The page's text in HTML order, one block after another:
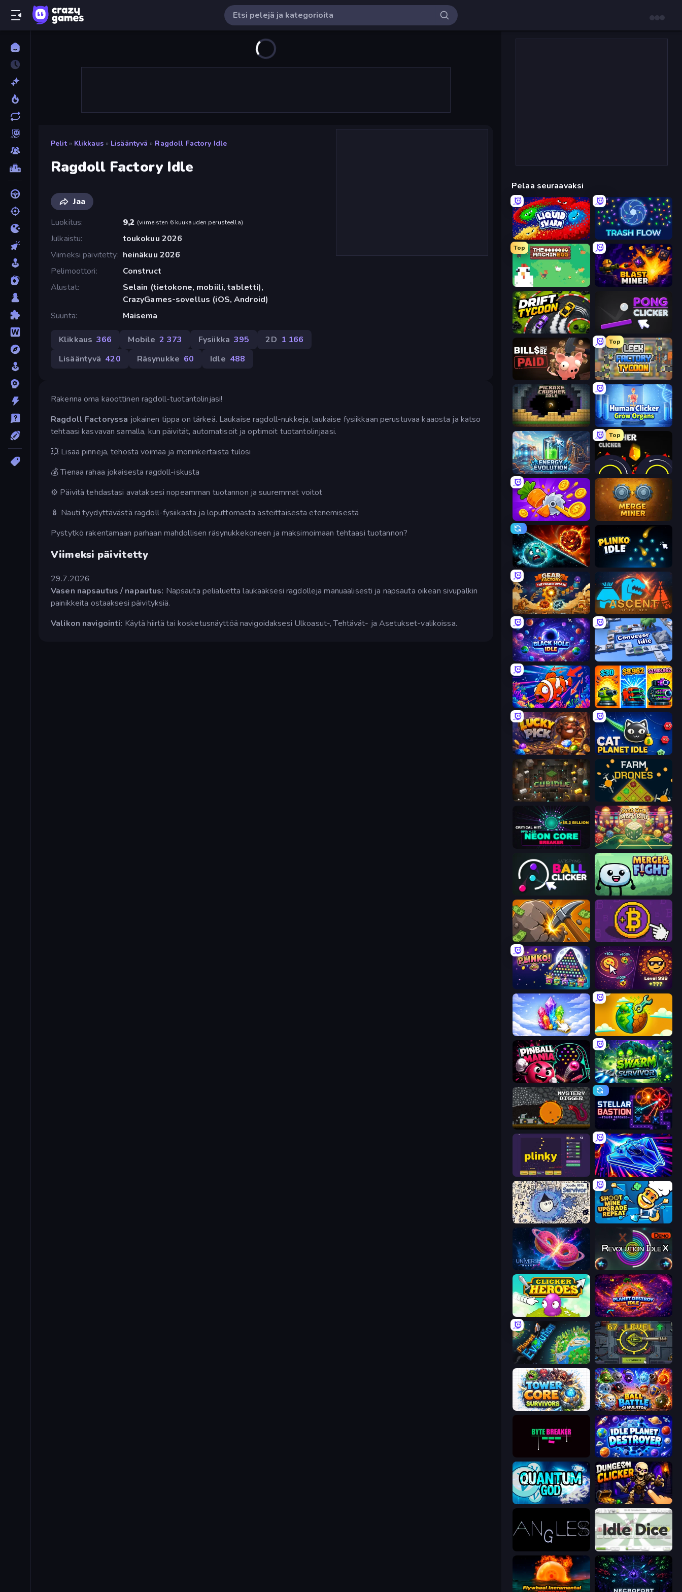
Pelit » Klikkaus » Lisääntyvä » Ragdoll Factory Idle
Ragdoll Factory Idle
Jaa
Luokitus
9,2 (viimeisten 6 kuukauden perusteella)
Julkaistu
toukokuu 2026
Viimeksi päivitetty heinäkuu 2026
Pelimoottori
Construct
Alustat
Selain (tietokone, mobiili, tabletti),
CrazyGames-sovellus (iOS, Android)
Suunta
Maisema
Klikkaus 366 Mobile 2 373 Fysiikka 395 2D 1 166
Lisääntyvä 420 Räsynukke 60 Idle 488
Rakenna oma kaoottinen ragdoll-tuotantolinjasi!
Ragdoll Factoryssa jokainen tippa on tärkeä. Laukaise ragdoll-nukkeja, laukaise fysiikkaan perustuvaa kaaosta ja katso
tehtaasi kasvavan samalla, kun päivität, automatisoit ja optimoit tuotantolinjaasi.
💥 Lisää pinnejä, tehosta voimaa ja moninkertaista tulosi
💰 Tienaa rahaa jokaisesta ragdoll-iskusta
⚙️ Päivitä tehdastasi avataksesi nopeamman tuotannon ja suuremmat voitot
🪆 Nauti tyydyttävästä ragdoll-fysiikasta ja loputtomasta asteittaisesta etenemisestä
Pystytkö rakentamaan parhaan mahdollisen räsynukkekoneen ja maksimoimaan tehtaasi tuotannon?
Viimeksi päivitetty
29.7.2026
Vasen napsautus / napautus: Napsauta pelialuetta laukaaksesi ragdolleja manuaalisesti ja napsauta oikean sivupalkin
painikkeita ostaaksesi päivityksiä.
Valikon navigointi: Käytä hiirtä tai kosketusnäyttöä navigoidaksesi Ulkoasut-, Tehtävät- ja Asetukset-valikoissa.
Pelaa seuraavaksi
Liquid Swarm Trash Flow
Top
The MachinEGG Blast Miner
Drift Tycoon Pong Clicker
Bills Must Be Paid
Top
Leek Factory Tycoon
Pickaxe Crusher Idle Human Clicker: Grow Organs
Energy Evolution
Top
Crusher Clicker
Farm Ring Idle Merge Miner
PlanetCrush 2 Plinko Idle
Gear Factory Ascent of Echoes
Black Hole Idle Conveyor Idle
Fish Catch Idle Pumpkin Defense: Merge Cannon
Lucky Pick Cat Planet Idle
Cubidle Farm Drones
Neon Core Breaker Just One More Roll
Satisfying Ball Clicker Merge & Fight
Mine Clicker Money Maker
PLINKO! Dominate All Shapes
Crystalia Idle Clicker Land Explorers: Merge & Build
Pinball Mania Swarm Survivor
Mystery Digger Stellar Bastion
Plinky Stellar Swarm
Doodle RPG Survivor Shoot Mine Upgrade Repeat
Universe Maker Revolution Idle X
Clicker Heroes Planet Destroy Idle
Planet Evolution: Idle Clicker Tank Evolution
Tower Core Survivors Ball Battle Simulator
Idle Planet Destroyer
Quantum God Dungeon Clicker
Idle Dice